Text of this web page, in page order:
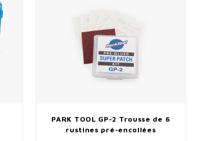
PARK TOOL GP-2 Trousse de 6
rustines pré-encollées